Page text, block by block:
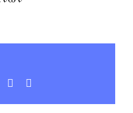
pinterest